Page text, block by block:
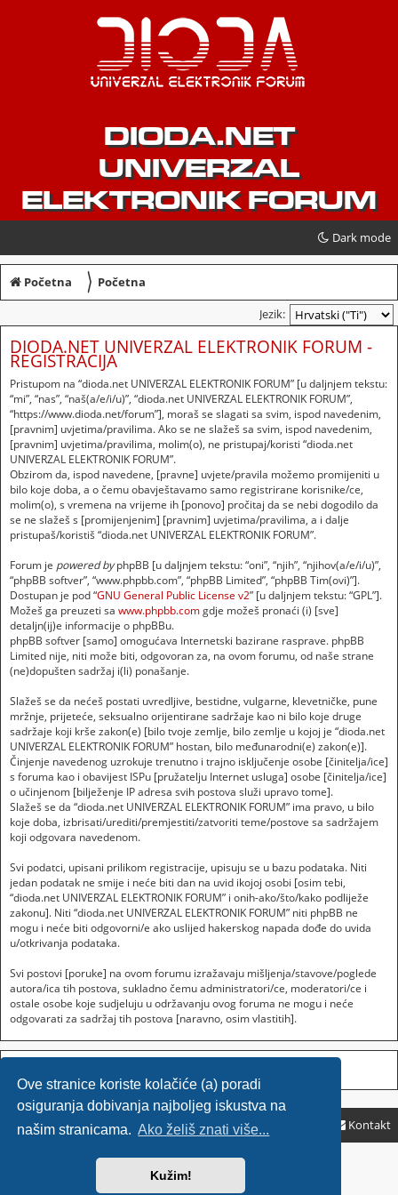
Ove stranice koriste kolačiće (a) poradi
osiguranja dobivanja najboljeg iskustva na
našim stranicama. Ako želiš znati više...
Kužim!
DIODA.NET
UNIVERZAL
ELEKTRONIK FORUM
Dark mode
Početna 〉 Početna
Jezik:
DIODA.NET UNIVERZAL ELEKTRONIK FORUM -
REGISTRACIJA
Pristupom na “dioda.net UNIVERZAL ELEKTRONIK FORUM” [u daljnjem tekstu:
“mi”, “nas”, “naš(a/e/i/u)”, “dioda.net UNIVERZAL ELEKTRONIK FORUM”,
“https://www.dioda.net/forum”], moraš se slagati sa svim, ispod navedenim,
[pravnim] uvjetima/pravilima. Ako se ne slažeš sa svim, ispod navedenim,
[pravnim] uvjetima/pravilima, molim(o), ne pristupaj/koristi “dioda.net
UNIVERZAL ELEKTRONIK FORUM”.
Obzirom da, ispod navedene, [pravne] uvjete/pravila možemo promijeniti u
bilo koje doba, a o čemu obavještavamo samo registrirane korisnike/ce,
molim(o), s vremena na vrijeme ih [ponovo] pročitaj da se nebi dogodilo da
se ne slažeš s [promijenjenim] [pravnim] uvjetima/pravilima, a i dalje
pristupaš/koristiš “dioda.net UNIVERZAL ELEKTRONIK FORUM”.
Forum je powered byphpBB [u daljnjem tekstu: “oni”, “njih”, “njihov(a/e/i/u)”,
“phpBB softver”, “www.phpbb.com”, “phpBB Limited”, “phpBB Tim(ovi)”].
Dostupan je pod “GNU General Public License v2” [u daljnjem tekstu: “GPL”].
Možeš ga preuzeti sa www.phpbb.comgdje možeš pronaći (i) [sve]
detaljn(ij)e informacije o phpBBu.
phpBB softver [samo] omogućava Internetski bazirane rasprave. phpBB
Limited nije, niti može biti, odgovoran za, na ovom forumu, od naše strane
(ne)dopušten sadržaj i(li) ponašanje.
Slažeš se da nećeš postati uvredljive, bestidne, vulgarne, klevetničke, pune
mržnje, prijeteće, seksualno orijentirane sadržaje kao ni bilo koje druge
sadržaje koji krše zakon(e) [bilo tvoje zemlje, bilo zemlje u kojoj je “dioda.net
UNIVERZAL ELEKTRONIK FORUM” hostan, bilo međunarodni(e) zakon(e)].
Činjenje navedenog uzrokuje trenutno i trajno isključenje osobe [činitelja/ice]
s foruma kao i obavijest ISPu [pružatelju Internet usluga] osobe [činitelja/ice]
o učinjenom [bilježenje IP adresa svih postova služi upravo tome].
Slažeš se da “dioda.net UNIVERZAL ELEKTRONIK FORUM” ima pravo, u bilo
koje doba, izbrisati/urediti/premjestiti/zatvoriti teme/postove sa sadržajem
koji odgovara navedenom.
Svi podatci, upisani prilikom registracije, upisuju se u bazu podataka. Niti
jedan podatak ne smije i neće biti dan na uvid ikojoj osobi [osim tebi,
“dioda.net UNIVERZAL ELEKTRONIK FORUM” i onih-ako/što/kako podliježe
zakonu]. Niti “dioda.net UNIVERZAL ELEKTRONIK FORUM” niti phpBB ne
mogu i neće biti odgovorni/e ako uslijed hakerskog napada dođe do uvida
u/otkrivanja podataka.
Svi postovi [poruke] na ovom forumu izražavaju mišljenja/stavove/poglede
autora/ica tih postova, sukladno čemu administratori/ce, moderatori/ce i
ostale osobe koje sudjeluju u održavanju ovog foruma ne mogu i neće
odgovarati za sadržaj tih postova [naravno, osim vlastitih].
Početna Početna Kontakt
Sponsored bySajaMobile
phpBB® Forum Software © phpBB Limited
HR (CRO) byAnčica Sečan